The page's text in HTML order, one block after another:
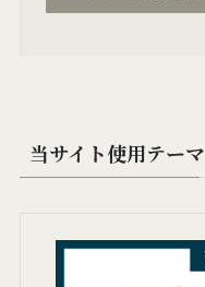
当サイト使用テーマ